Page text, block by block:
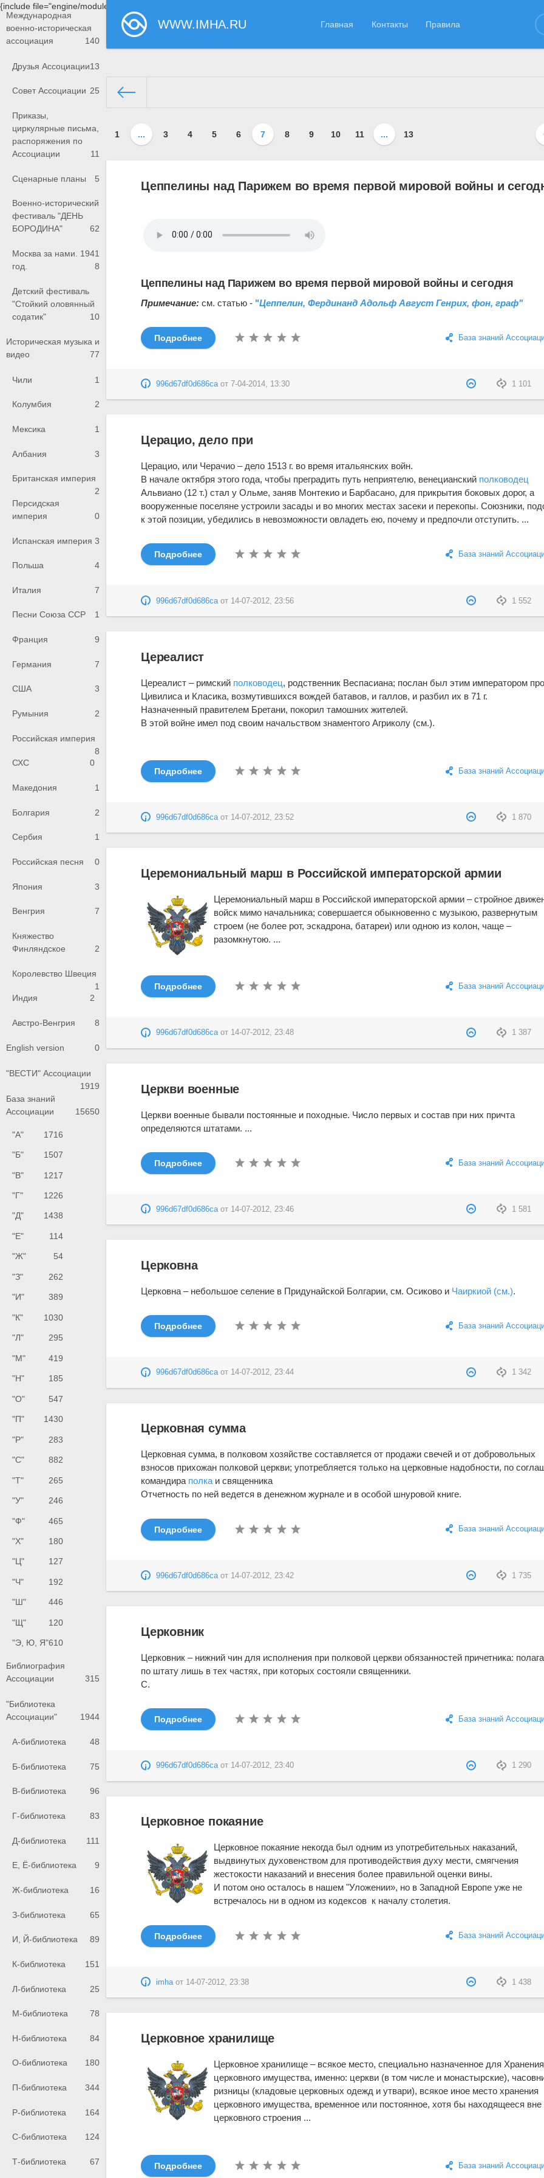
{include file="engine/modules/saperu/head.php"}
WWW.IMHA.RU Главная Контакты Правила
Международная
военно-историческая
ассоциация
140
Друзья Ассоциации13
Совет Ассоциации 25
Приказы,
циркулярные письма,
распоряжения по
Ассоциации
11
Сценарные планы 5
Военно-исторический
фестиваль "ДЕНЬ
БОРОДИНА"
62
Москва за нами. 1941
год.
8
Детский фестиваль
"Стойкий оловянный
содатик"
10
Историческая музыка и
видео
77
Чили 1
Колумбия 2
Мексика 1
Албания 3
Британская империя
2
Персидская
империя
0
Испанская империя 3
Польша 4
Италия 7
Песни Союза ССР 1
Франция 9
Германия 7
США 3
Румыния 2
Российская империя
8
СХС
0
Македония 1
Болгария 2
Сербия 1
Российская песня 0
Япония 3
Венгрия 7
Княжество
Финляндское
2
Королевство Швеция
1
Индия
2
Австро-Венгрия 8
English version 0
"ВЕСТИ" Ассоциации
1919
База знаний
Ассоциации
15650
"А" 1716
"Б" 1507
"В" 1217
"Г" 1226
"Д" 1438
"Е" 114
"Ж" 54
"З" 262
"И" 389
"К" 1030
"Л" 295
"М" 419
"Н" 185
"О" 547
"П" 1430
"Р" 283
"С" 882
"Т" 265
"У" 246
"Ф" 465
"Х" 180
"Ц" 127
"Ч" 192
"Ш" 446
"Щ" 120
"Э, Ю, Я"610
Библиография
Ассоциации
315
"Библиотека
Ассоциации"
1944
А-библиотека 48
Б-библиотека 75
В-библиотека 96
Г-библиотека 83
Д-библиотека 111
Е, Ё-библиотека 9
Ж-библиотека 16
З-библиотека 65
И, Й-библиотека 89
К-библиотека 151
Л-библиотека 25
М-библиотека 78
Н-библиотека 84
О-библиотека 180
П-библиотека 344
Р-библиотека 164
С-библиотека 124
Т-библиотека 67
1 ... 3 4 5 6 7 8 9 10 11 ... 13
Цеппелины над Парижем во время первой мировой войны и
Цеппелины над Парижем во время первой мировой войны и сегодня
Примечание: см. статью - "Цеппелин, Фердинанд Адольф Август Генрих, фон, граф"
База знаний
Подробнее
1 101
996d67df0d686caот 7-04-2014, 13:30
Церацио, дело при
Церацио, или Черачио – дело 1513 г. во время итальянских войн.
В начале октября этого года, чтобы преградить путь неприятелю, венецианский полководец
Альвиано (12 т.) стал у Ольме, заняв Монтекио и Барбасано, для прикрытия боковых дорог, а
вооруженные поселяне устроили засады и во многих местах засеки и перекопы. Союзники,
к этой позиции, убедились в невозможности овладеть ею, почему и предпочли отступить. ...
База знаний
Подробнее
1 552
996d67df0d686ca от 14-07-2012, 23:56
Цереалист
Цереалист – римский полководец, родственник Веспасиана; послан был этим императором
Цивилиса и Класика, возмутившихся вождей батавов, и галлов, и разбил их в 71 г.
Назначенный правителем Бретани, покорил тамошних жителей.
В этой войне имел под своим начальством знаментого Агриколу (см.).
База знаний
Подробнее
1 870
996d67df0d686caот 14-07-2012, 23:52
Церемониальный марш в Российской императорской армии
Церемониальный марш в Российской императорской армии – стройное
войск мимо начальника; совершается обыкновенно с музыкою, развернутым
строем (не более рот, эскадрона, батареи) или одною из колон, чаще –
разомкнутою. ...
База знаний
Подробнее
1 387
996d67df0d686caот 14-07-2012, 23:48
Церкви военные
Церкви военные бывали постоянные и походные. Число первых и состав при них причта
определяются штатами. ...
База знаний
Подробнее
1 581
996d67df0d686caот 14-07-2012, 23:46
Церковна
Церковна – небольшое селение в Придунайской Болгарии, см. Осиково и Чаиркиой (см.).
База знаний
Подробнее
1 342
996d67df0d686caот 14-07-2012, 23:44
Церковная сумма
Церковная сумма, в полковом хозяйстве составляется от продажи свечей и от добровольных
взносов прихожан полковой церкви; употребляется только на церковные надобности, по
командира полкаи священника
Отчетность по ней ведется в денежном журнале и в особой шнуровой книге.
База знаний
Подробнее
1 735
996d67df0d686ca от 14-07-2012, 23:42
Церковник
Церковник – нижний чин для исполнения при полковой церкви обязанностей причетника:
по штату лишь в тех частях, при которых состояли священники.
С.
База знаний
Подробнее
1 290
996d67df0d686caот 14-07-2012, 23:40
Церковное покаяние
Церковное покаяние некогда был одним из употребительных наказаний,
выдвинутых духовенством для противодействия духу мести, смягчения
жестокости наказаний и внесения более правильной оценки вины.
И потом оно осталось в нашем "Уложении», но в 3ападной Европе уже не
встречалось ни в одном из кодексов к началу столетия.
База знаний
Подробнее
1 438
imha от 14-07-2012, 23:38
Церковное хранилище
Церковное хранилище – всякое место, специально назначенное для Хранения
церковного имущества, именно: церкви (в том числе и монастырские),
ризницы (кладовые церковных одежд и утвари), всякое иное место хранения
церковного имущества, временное или постоянное, хотя бы находящееся вне
церковного строения ...
База знаний
Подробнее